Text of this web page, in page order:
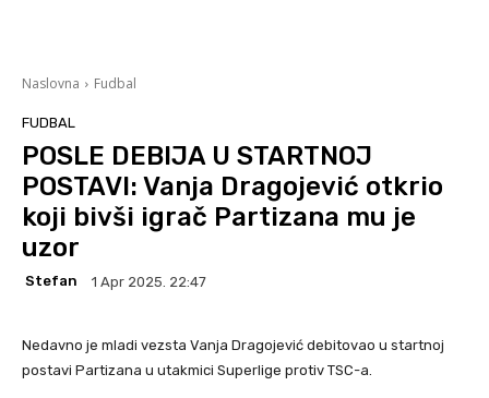
Naslovna Fudbal
FUDBAL
POSLE DEBIJA U STARTNOJ
POSTAVI: Vanja Dragojević otkrio
koji bivši igrač Partizana mu je
uzor
Stefan 1 Apr 2025. 22:47
Nedavno je mladi vezsta Vanja Dragojević debitovao u startnoj
postavi Partizana u utakmici Superlige protiv TSC-a.